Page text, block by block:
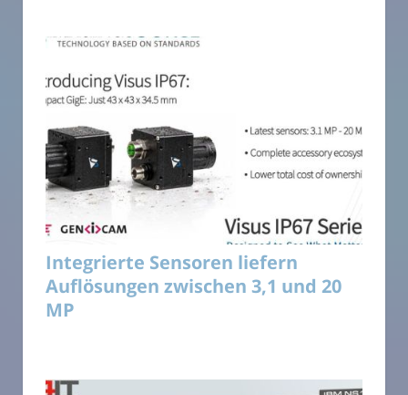
Integrierte Sensoren liefern
Auflösungen zwischen 3,1 und 20
MP